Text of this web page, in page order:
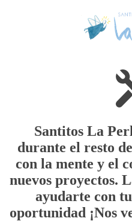
Santitos La
durante el resto
con la mente y el
nuevos proyectos.
ayudarte con
oportunidad ¡Nos